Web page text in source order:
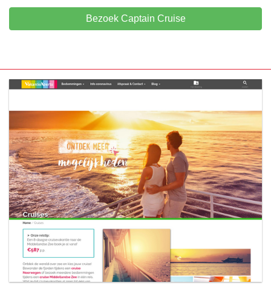
Bezoek Captain Cruise